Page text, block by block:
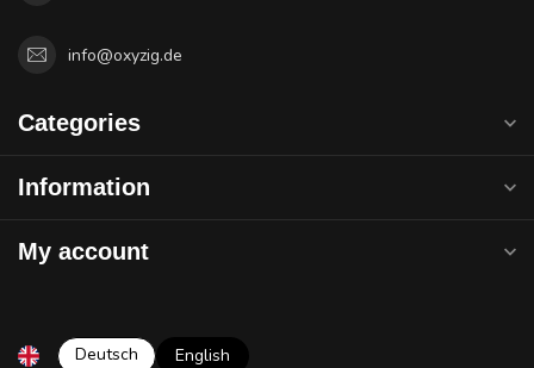
info@oxyzig.de
Categories
Information
My account
Deutsch English